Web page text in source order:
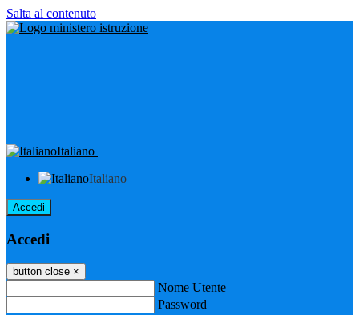
Salta al contenuto
Italiano
Italiano
Accedi
Accedi
button close ×
Nome Utente
Password